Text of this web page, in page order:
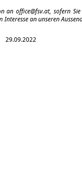
an office@fsv.at, sofern
an unseren
29.09.2022